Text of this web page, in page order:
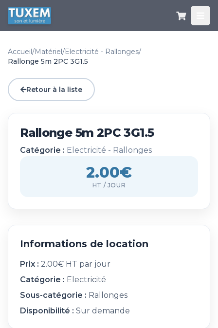
Accueil/Matériel/Electricité - Rallonges/
Rallonge 5m 2PC 3G1.5
Retour à la liste
Rallonge 5m 2PC 3G1.5
Catégorie : Electricité - Rallonges
2.00€
HT / JOUR
Informations de location
Prix : 2.00€ HT par jour
Catégorie : Electricité
Sous-catégorie : Rallonges
Disponibilité : Sur demande